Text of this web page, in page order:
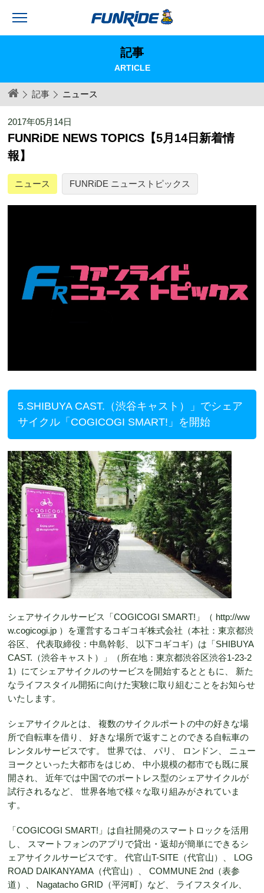
記事
ARTICLE
記事 ニュース
2017年05月14日
FUNRiDE NEWS TOPICS【5月14日新着情
報】
ニュース FUNRiDE ニューストピックス
5.SHIBUYA CAST.（渋谷キャスト）」でシェア
サイクル「COGICOGI SMART!」を開始
シェアサイクルサービス「COGICOGI SMART!」（ http://ww
w.cogicogi.jp ）を運営するコギコギ株式会社（本社：東京都渋
谷区、 代表取締役：中島幹彰、 以下コギコギ）は「SHIBUYA
CAST.（渋谷キャスト）」（所在地：東京都渋谷区渋谷1-23-2
1）にてシェアサイクルのサービスを開始するとともに、 新た
なライフスタイル開拓に向けた実験に取り組むことをお知らせ
いたします。
シェアサイクルとは、 複数のサイクルポートの中の好きな場
所で自転車を借り、 好きな場所で返すことのできる自転車の
レンタルサービスです。 世界では、 パリ、 ロンドン、 ニュー
ヨークといった大都市をはじめ、 中小規模の都市でも既に展
開され、 近年では中国でのポートレス型のシェアサイクルが
試行されるなど、 世界各地で様々な取り組みがされていま
す。
「COGICOGI SMART!」は自社開発のスマートロックを活用
し、 スマートフォンのアプリで貸出・返却が簡単にできるシ
ェアサイクルサービスです。 代官山T-SITE（代官山）、 LOG
ROAD DAIKANYAMA（代官山）、 COMMUNE 2nd（表参
道）、 Nagatacho GRID（平河町）など、 ライフスタイル、